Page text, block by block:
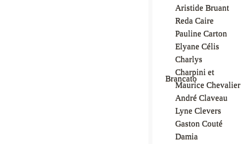
Aristide Bruant
Reda Caire
Pauline Carton
Elyane Célis
Charlys
Charpini et
Brancato
Maurice Chevalier
André Claveau
Lyne Clevers
Gaston Couté
Damia